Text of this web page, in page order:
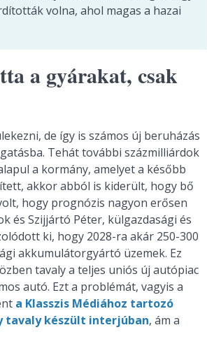
volna, ahol magas a hazai
a gyárakat, csak
de így is számos új beruházás
Tehát további százmilliárdok
a kormány, amelyet a később
akkor abból is kiderült, hogy bő
hogy prognózis nagyon erősen
és Szijjártó Péter, külgazdasági és
ki, hogy 2028-ra akár 250-300
akkumulátorgyártó üzemek. Ez
tavaly a teljes uniós új autópiac
autó. Ezt a problémát, vagyis a
a Klasszis Médiához tartozó
készült interjúban, ám a